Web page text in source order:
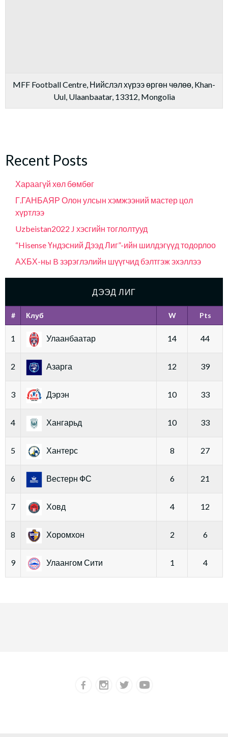
MFF Football Centre, Нийслэл хүрээ өргөн чөлөө, Khan-
Uul, Ulaanbaatar, 13312, Mongolia
Recent Posts
Хараагүй хөл бөмбөг
Г.ГАНБАЯР Олон улсын хэмжээний мастер цол
хүртлээ
Uzbeistan2022 J хэсгийн тоглолтууд
“Hisense Үндэсний Дээд Лиг”-ийн шилдэгүүд тодорлоо
АХБХ-ны B зэрэглэлийн шүүгчид бэлтгэж эхэллээ
ДЭЭД ЛИГ
# Клуб W Pts
1 Улаанбаатар 14 44
2 Азарга 12 39
3 Дэрэн 10 33
4 Хангарьд 10 33
5 Хантерс 8 27
6 Вестерн ФС 6 21
7 Ховд 4 12
8 Хоромхон 2 6
9 Улаангом Сити 1 4